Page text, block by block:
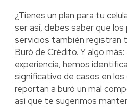
¿Tienes un plan para tu
ser así, debes saber que
servicios también registran
Buró de Crédito. Y algo
experiencia, hemos
significativo de casos en
reportan a buró un mal
así que te sugerimos